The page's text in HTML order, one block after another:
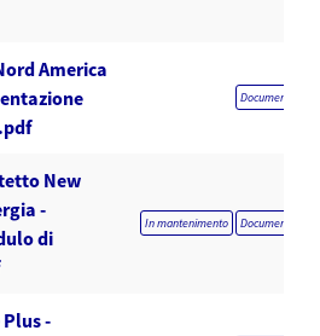
America
New
-
di
In mantenimento
-